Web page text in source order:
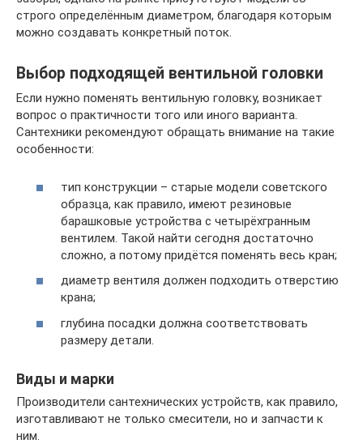
строго определённым диаметром, благодаря которым
можно создавать конкретный поток.
Выбор подходящей вентильной головки
Если нужно поменять вентильную головку, возникает
вопрос о практичности того или иного варианта.
Сантехники рекомендуют обращать внимание на такие
особенности:
тип конструкции – старые модели советского
образца, как правило, имеют резиновые
барашковые устройства с четырёхгранным
вентилем. Такой найти сегодня достаточно
сложно, а потому придётся поменять весь кран;
диаметр вентиля должен подходить отверстию
крана;
глубина посадки должна соответствовать
размеру детали.
Виды и марки
Производители сантехнических устройств, как правило,
изготавливают не только смесители, но и запчасти к
ним.